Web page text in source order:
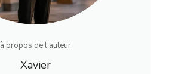
à propos de l'auteur
Xavier